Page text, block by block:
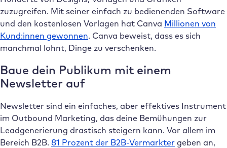
zuzugreifen. Mit seiner einfach zu bedienenden Software
und den kostenlosen Vorlagen hat Canva Millionen von
Kund:innen gewonnen. Canva beweist, dass es sich
manchmal lohnt, Dinge zu verschenken.
Baue dein Publikum mit einem
Newsletter auf
Newsletter sind ein einfaches, aber effektives Instrument
im Outbound Marketing, das deine Bemühungen zur
Leadgenerierung drastisch steigern kann. Vor allem im
Bereich B2B. 81 Prozent der B2B-Vermarkter geben an,